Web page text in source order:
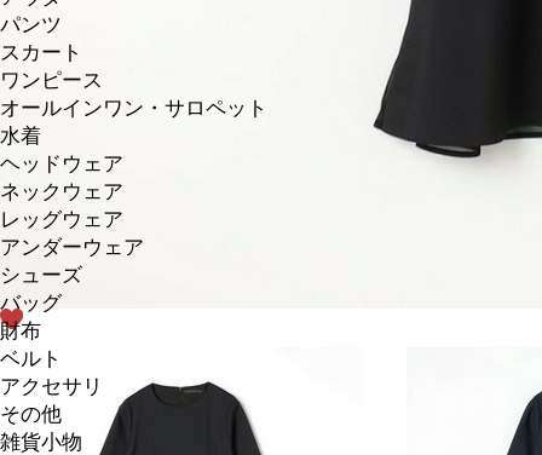
パンツ
スカート
ワンピース
オールインワン・サロペット
水着
ヘッドウェア
ネックウェア
レッグウェア
アンダーウェア
シューズ
バッグ
財布
ベルト
アクセサリ
その他
雑貨小物